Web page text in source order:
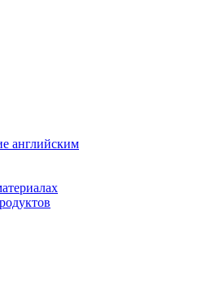
английским